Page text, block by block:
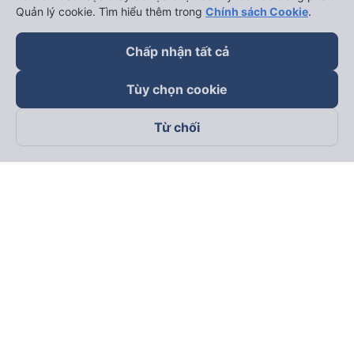
Theo dõi chúng tôi trên
Quản lý cookie. Tìm hiểu thêm trong Chính sách Cookie.
Chấp nhận tất cả
Tùy chọn cookie
Từ chối